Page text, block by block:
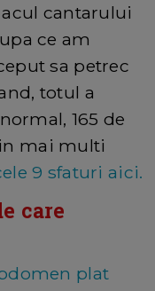
cantarului
ce am
sa petrec
totul a
165 de
mai multi
9 sfaturi aici.
care
plat